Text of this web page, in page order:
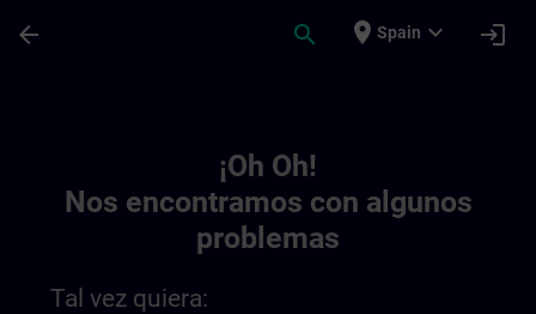
arrow_back search place Spain expand_more login
¡Oh Oh!
Nos encontramos con algunos
problemas
Tal vez quiera: